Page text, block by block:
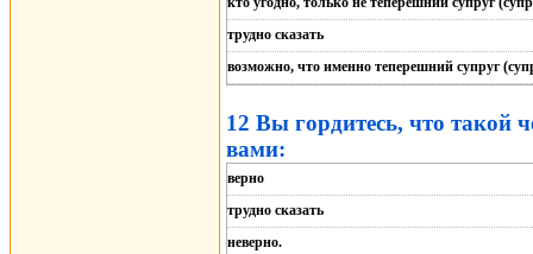
трудно сказать
возможно, что именно теперешний супруг
12 Вы гордитесь, что такой
вами:
верно
трудно сказать
неверно.